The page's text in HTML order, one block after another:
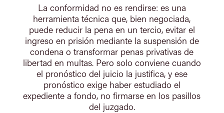
La conformidad no es rendirse: es una
herramienta técnica que, bien negociada,
puede reducir la pena en un tercio, evitar el
ingreso en prisión mediante la suspensión de
condena o transformar penas privativas de
libertad en multas. Pero solo conviene cuando
el pronóstico del juicio la justifica, y ese
pronóstico exige haber estudiado el
expediente a fondo, no firmarse en los pasillos
del juzgado.